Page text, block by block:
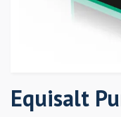
Equisalt